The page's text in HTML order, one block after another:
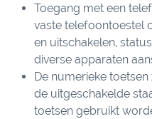
Toegang met een
vaste telefoontoestel
en uitschakelen,
diverse apparaten
De numerieke
de uitgeschakelde
toetsen gebruikt